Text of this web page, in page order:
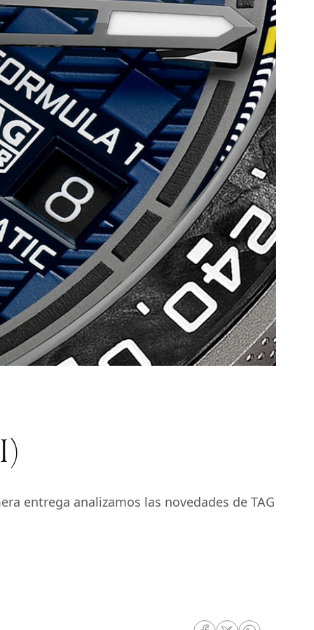
entrega analizamos las novedades de TAG